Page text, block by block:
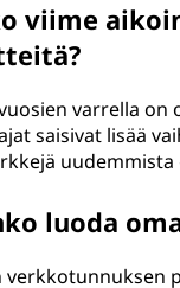
viime
varrella
saisivat lisää
luoda
verkkotunnuksen